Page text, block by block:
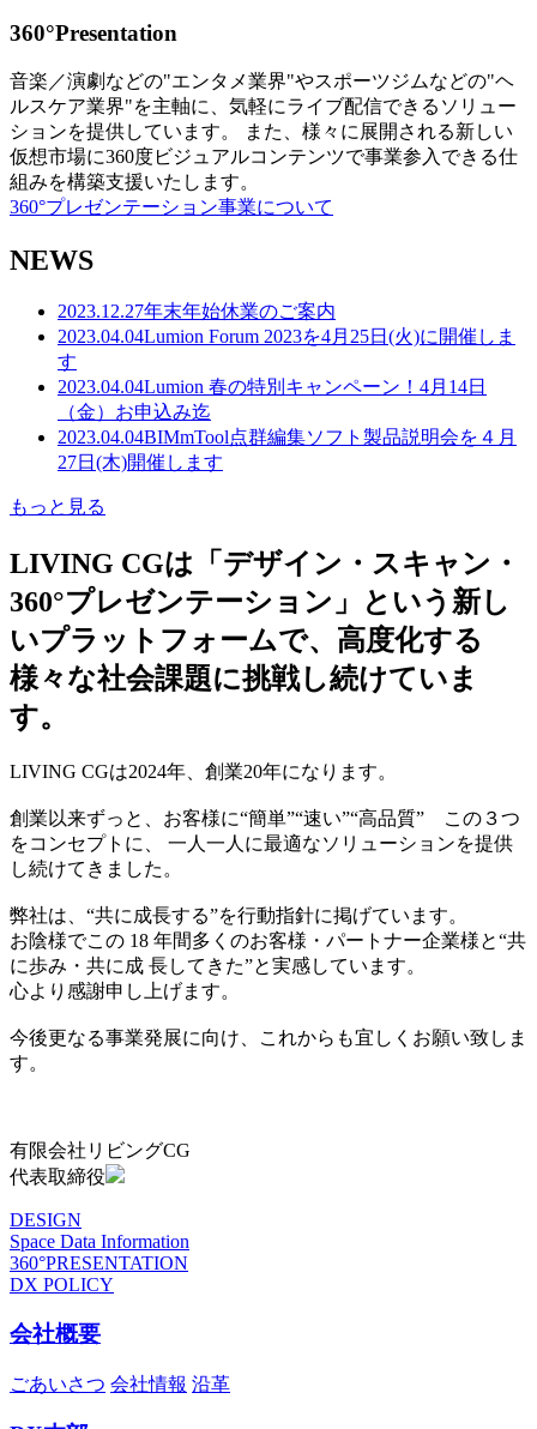
360°Presentation
音楽／演劇などの"エンタメ業界"やスポーツジムなどの"ヘ
ルスケア業界"を主軸に、気軽にライブ配信できるソリュー
ションを提供しています。 また、様々に展開される新しい
仮想市場に360度ビジュアルコンテンツで事業参入できる仕
組みを構築支援いたします。
360°プレゼンテーション事業について
NEWS
2023.12.27年末年始休業のご案内
2023.04.04Lumion Forum 2023を4月25日(火)に開催しま
す
2023.04.04Lumion 春の特別キャンペーン！4月14日
（金）お申込み迄
2023.04.04BIMmTool点群編集ソフト製品説明会を４月
27日(木)開催します
もっと見る
LIVING CGは「デザイン・スキャン・
360°プレゼンテーション」という新し
いプラットフォームで、高度化する
様々な社会課題に挑戦し続けていま
す。
LIVING CGは2024年、創業20年になります。
創業以来ずっと、お客様に“簡単”“速い”“高品質” この３つ
をコンセプトに、 一人一人に最適なソリューションを提供
し続けてきました。
弊社は、“共に成長する”を行動指針に掲げています。
お陰様でこの 18 年間多くのお客様・パートナー企業様と“共
に歩み・共に成 長してきた”と実感しています。
心より感謝申し上げます。
今後更なる事業発展に向け、これからも宜しくお願い致しま
す。
有限会社リビングCG
代表取締役
DESIGN
Space Data Information
360°PRESENTATION
DX POLICY
会社概要
ごあいさつ 会社情報 沿革